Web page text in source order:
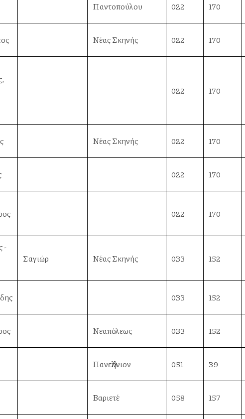
Παντοπούλου 022 170
Νέας Σκηνής 022 170
022 170
Νέας Σκηνής 022 170
022 170
022 170
-
Σαγιώρ Νέας Σκηνής 033 152
033 152
Νεαπόλεως 033 152
Πανελλήνιον 051 39
Βαριετέ 058 157